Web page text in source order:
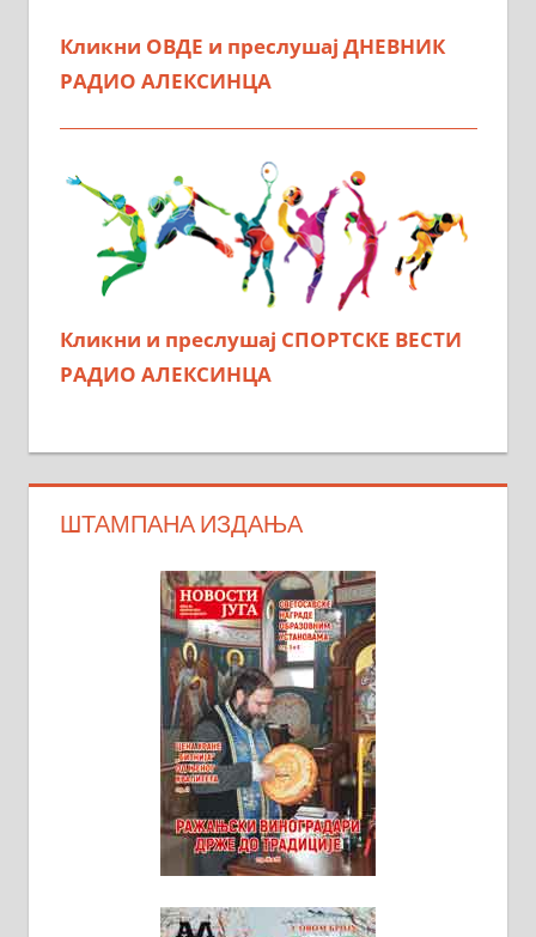
Кликни ОВДЕ и преслушај ДНЕВНИК
РАДИО АЛЕКСИНЦА
Кликни и преслушај СПОРТСКЕ ВЕСТИ
РАДИО АЛЕКСИНЦА
ШТАМПАНА ИЗДАЊА